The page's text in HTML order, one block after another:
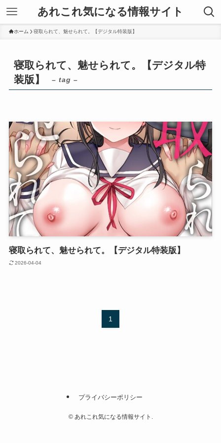
あれこれ気になる情報サイト
ホーム 寝取られて、魅せられて。【デジタル特装版】
寝取られて、魅せられて。【デジタル特
装版】
– tag –
寝取られて、魅せられて。【デジタル特装版】
2026-04-04
1
プライバシーポリシー
©あれこれ気になる情報サイト.